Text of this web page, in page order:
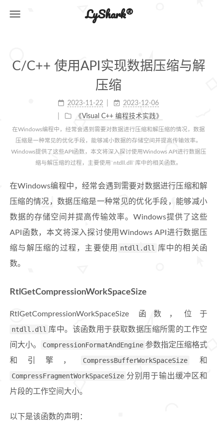
LyShark®
C/C++ 使用API实现数据压缩与解
压缩
2023-11-22
2023-12-06
《Visual C++ 编程技术实践》
在Windows编程中，经常会遇到需要对数据进行压缩和解压缩的情况，数据
压缩是一种常见的优化手段，能够减小数据的存储空间并提高传输效率。
Windows提供了这些API函数，本文将深入探讨使用Windows API进行数据压
缩与解压缩的过程，主要使用`ntdll.dll`库中的相关函数。
在Windows编程中，经常会遇到需要对数据进行压缩和解
压缩的情况，数据压缩是一种常见的优化手段，能够减小
数据的存储空间并提高传输效率。Windows提供了这些
API函数，本文将深入探讨使用Windows API进行数据压
缩与解压缩的过程，主要使用 ntdll.dll
库中的相关函
数。
RtlGetCompressionWorkSpaceSize
RtlGetCompressionWorkSpaceSize 函数，位于
ntdll.dll 库中。该函数用于获取数据压缩所需的工作空
间大小。
CompressionFormatAndEngine 参数指定压缩格式
和引擎，
CompressBufferWorkSpaceSize
和
CompressFragmentWorkSpaceSize 分别用于输出缓冲区和
片段的工作空间大小。
以下是该函数的声明：